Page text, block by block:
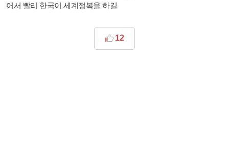
어서 빨리 한국이 세계정복을 하길
12